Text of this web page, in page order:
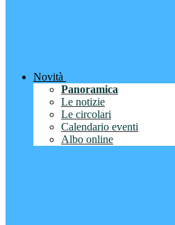
Novità
Panoramica
Le notizie
Le circolari
Calendario eventi
Albo online